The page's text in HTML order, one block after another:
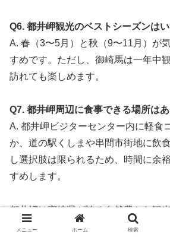
Q6. 都井岬観光のベストシーズンは
A. 春（3〜5月）と秋（9〜11月）が
すめです。ただし、御崎馬は一年中
訪れても楽しめます。
Q7. 都井岬周辺に食事できる場所は
A. 都井岬ビジターセンター内に軽食
か、道の駅くしまや串間市街地に飲
し選択肢は限られるため、時間に余
すめします。
都井岬は宮崎県が誇る自然豊かな観
ンドホテルは残念ながら閉館してし
メニュー ホーム 検索